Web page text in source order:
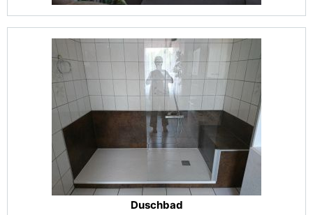
Duschbad